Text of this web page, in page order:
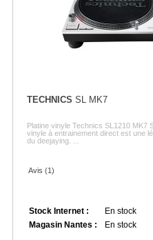
TECHNICS SL MK7
Platine vinyle Technics SL1210 MK7
vinyle à entrainement direct est une
du deejaying. ...
Avis (1)
Stock Internet :
En stock
Magasin Nantes :
En stock